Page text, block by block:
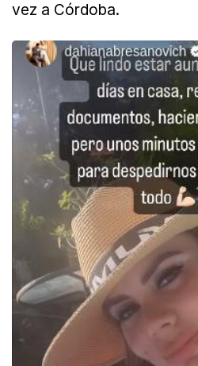
vez a Córdoba.